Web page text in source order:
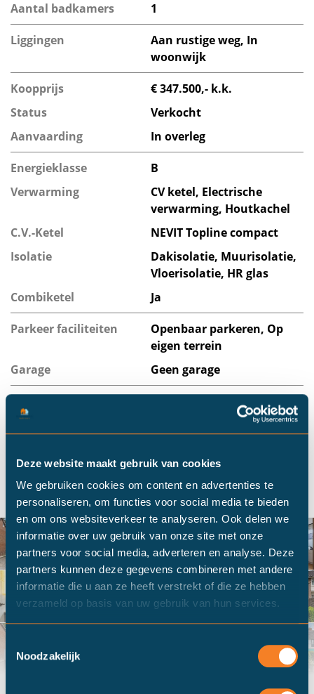
Deze website maakt gebruik van cookies
We gebruiken cookies om content en advertenties te
personaliseren, om functies voor social media te bieden
en om ons websiteverkeer te analyseren. Ook delen we
informatie over uw gebruik van onze site met onze
partners voor social media, adverteren en analyse. Deze
partners kunnen deze gegevens combineren met andere
informatie die u aan ze heeft verstrekt of die ze hebben
verzameld op basis van uw gebruik van hun services.
Noodzakelijk
Aantal badkamers
1
Liggingen
Aan rustige weg, In
woonwijk
Koopprijs
€ 347.500,- k.k.
Status
Verkocht
Aanvaarding
In overleg
Energieklasse
B
Verwarming
CV ketel, Electrische
verwarming, Houtkachel
C.V.-Ketel
NEVIT Topline compact
Isolatie
Dakisolatie, Muurisolatie,
Vloerisolatie, HR glas
Combiketel
Ja
Parkeer faciliteiten
Openbaar parkeren, Op
eigen terrein
Garage
Geen garage
Bel mij terug